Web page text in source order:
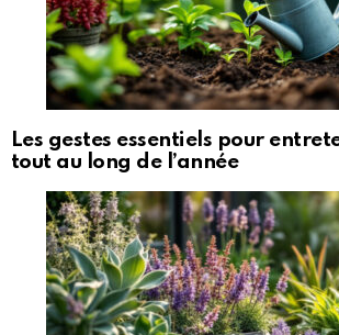
Les gestes essentiels pour
tout au long de l’année